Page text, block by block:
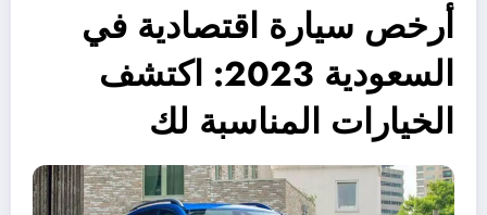
أرخص سيارة اقتصادية في
السعودية 2023: اكتشف
الخيارات المناسبة لك